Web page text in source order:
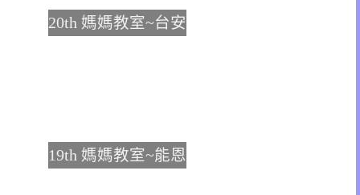
20th 媽媽教室~台安
19th 媽媽教室~能恩